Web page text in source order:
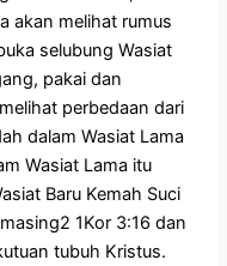
akan melihat rumus
selubung Wasiat
pakai dan
perbedaan dari
dalam Wasiat Lama
Wasiat Lama itu
Baru Kemah Suci
1Kor 3:16 dan
tubuh Kristus.